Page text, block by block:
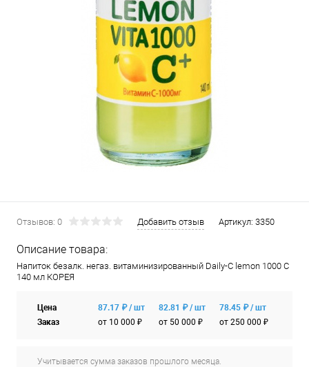
Отзывов: 0 Добавить отзыв Артикул: 3350
Описание товара:
Напиток безалк. негаз. витаминизированный Daily-C lemon 1000 С
140 мл КОРЕЯ
Цена
Заказ
87.17 ₽ / шт
от 10 000 ₽
82.81 ₽ / шт
от 50 000 ₽
78.45 ₽ / шт
от 250 000 ₽
Учитывается сумма заказов прошлого месяца.